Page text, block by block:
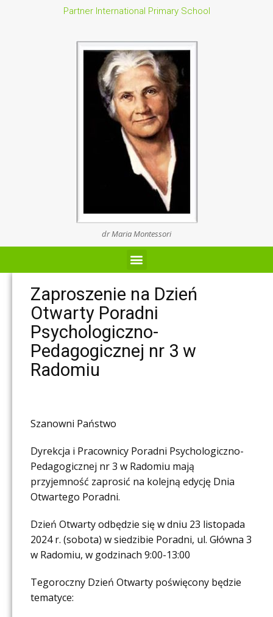
Partner International Primary School
dr Maria Montessori
Zaproszenie na Dzień
Otwarty Poradni
Psychologiczno-
Pedagogicznej nr 3 w
Radomiu
Szanowni Państwo
Dyrekcja i Pracownicy Poradni Psychologiczno-
Pedagogicznej nr 3 w Radomiu mają
przyjemność zaprosić na kolejną edycję Dnia
Otwartego Poradni.
Dzień Otwarty odbędzie się w dniu 23 listopada
2024 r. (sobota) w siedzibie Poradni, ul. Główna 3
w Radomiu, w godzinach 9:00-13:00
Tegoroczny Dzień Otwarty poświęcony będzie
tematyce: